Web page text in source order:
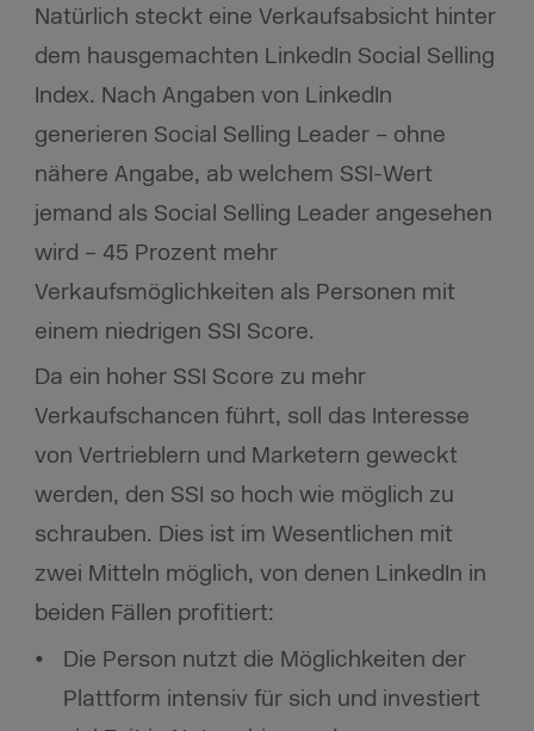
Natürlich steckt eine Verkaufsabsicht hinter
dem hausgemachten LinkedIn Social Selling
Index. Nach Angaben von LinkedIn
generieren Social Selling Leader – ohne
nähere Angabe, ab welchem SSI-Wert
jemand als Social Selling Leader angesehen
wird – 45 Prozent mehr
Verkaufsmöglichkeiten als Personen mit
einem niedrigen SSI Score.
Da ein hoher SSI Score zu mehr
Verkaufschancen führt, soll das Interesse
von Vertrieblern und Marketern geweckt
werden, den SSI so hoch wie möglich zu
schrauben. Dies ist im Wesentlichen mit
zwei Mitteln möglich, von denen LinkedIn in
beiden Fällen profitiert:
Die Person nutzt die Möglichkeiten der
Plattform intensiv für sich und investiert